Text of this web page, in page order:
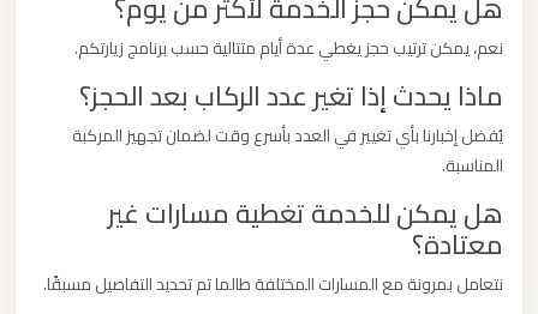
نعم، يمكن ترتيب حجز يغطي عدة أيام متتالية حسب برنامج زيارتكم.
ماذا يحدث إذا تغير عدد الركاب بعد الحجز؟
يُفضل إخبارنا بأي تغيير في العدد بأسرع وقت لضمان تجهيز المركبة
المناسبة.
هل يمكن للخدمة تغطية مسارات غير
معتادة؟
نتعامل بمرونة مع المسارات المختلفة طالما تم تحديد التفاصيل مسبقًا.